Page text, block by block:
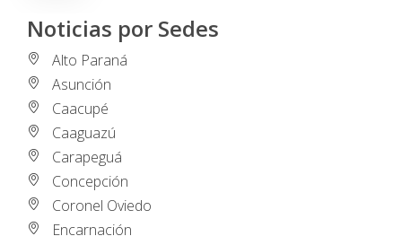
Noticias por Sedes
Alto Paraná
Asunción
Caacupé
Caaguazú
Carapeguá
Concepción
Coronel Oviedo
Encarnación